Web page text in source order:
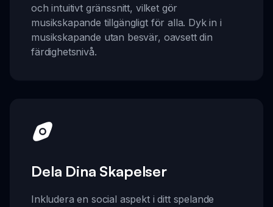
och intuitivt gränssnitt, vilket gör
musikskapande tillgängligt för alla. Dyk in i
musikskapande utan besvär, oavsett din
färdighetsnivå.
Dela Dina Skapelser
Inkludera en social aspekt i ditt spelande